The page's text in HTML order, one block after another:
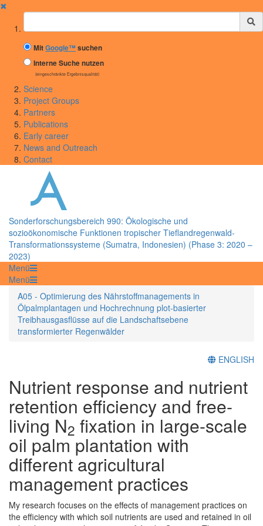
✖
Suchbegriff
MitGoogle™suchen
Interne Suche nutzen
(eingeschränkte Ergebnisqualität)
Science
Project Groups
Partners
Publications
Early career
News and Outreach
Contact
Sonderforschungsbereich 990: Ökologische und
sozioökonomische Funktionen tropischer Tieflandregenwald-
Transformationssysteme (Sumatra, Indonesien) (Phase 3: 2020 –
2023)
Menü
Menü
A05 - Optimierung des Nährstoffmanagements in
Ölpalmplantagen und Hochrechnung plot-basierter
Treibhausgasflüsse auf die Landschaftsebene
transformierter Regenwälder
ENGLISH
Nutrient response and nutrient
retention efficiency and free-
living N2 fixation in large-scale
oil palm plantation with
different agricultural
management practices
My research focuses on the effects of management practices on
the efficiency with which soil nutrients are used and retained in oil